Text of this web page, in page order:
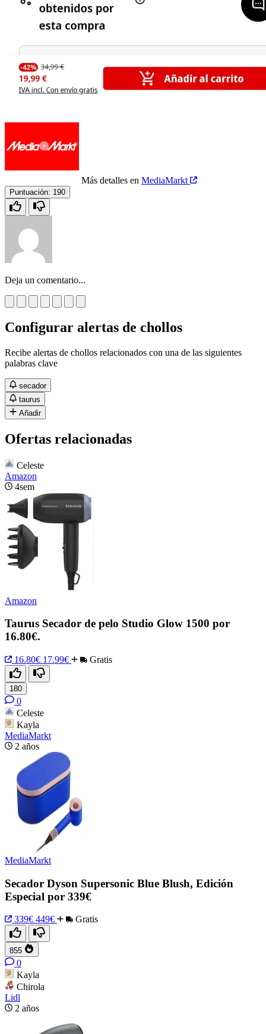
Más detalles en MediaMarkt
Puntuación: 190
Deja un comentario...
Configurar alertas de chollos
Recibe alertas de chollos relacionados con una de las siguientes
palabras clave
secador
taurus
Añadir
Ofertas relacionadas
Celeste
Amazon
4sem
Amazon
Taurus Secador de pelo Studio Glow 1500 por
16.80€.
16.80€ 17.99€ Gratis
180
0
Celeste
Kayla
MediaMarkt
2 años
MediaMarkt
Secador Dyson Supersonic Blue Blush, Edición
Especial por 339€
339€ 449€ Gratis
855
0
Kayla
Chirola
Lidl
2 años